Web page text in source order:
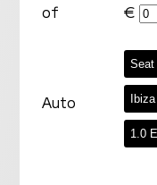
of
€
Auto